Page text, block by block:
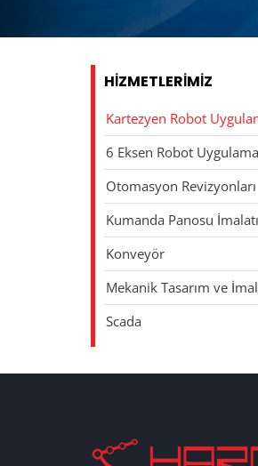
HIZMETLERIMIZ
Kartezyen Robot
6 Eksen Robot
Otomasyon Revizyonları
Kumanda Panosu İmalatı
Konveyör
Mekanik Tasarım ve
Scada